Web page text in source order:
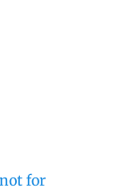
for